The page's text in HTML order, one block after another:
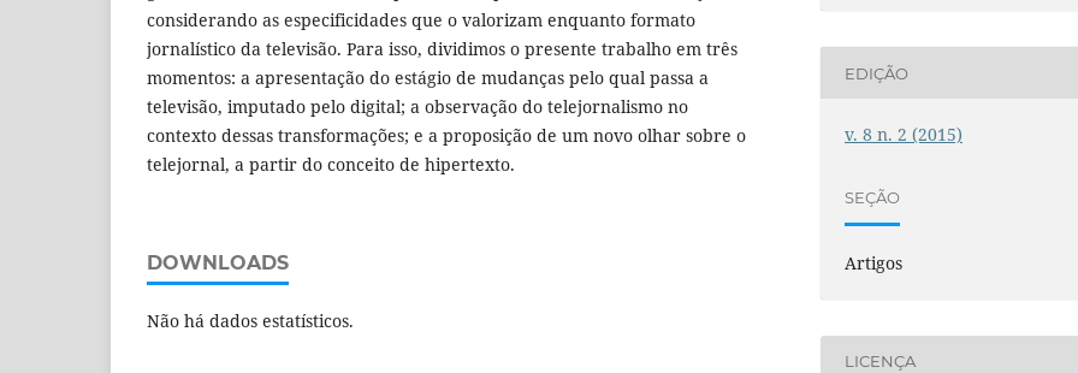
considerando as especificidades que o valorizam enquanto formato
jornalístico da televisão. Para isso, dividimos o presente trabalho em três
momentos: a apresentação do estágio de mudanças pelo qual passa a
televisão, imputado pelo digital; a observação do telejornalismo no
contexto dessas transformações; e a proposição de um novo olhar sobre o
telejornal, a partir do conceito de hipertexto.
DOWNLOADS
Não há dados estatísticos.
EDIÇÃO
v. 8 n. 2 (2015)
SEÇÃO
Artigos
LICENÇA